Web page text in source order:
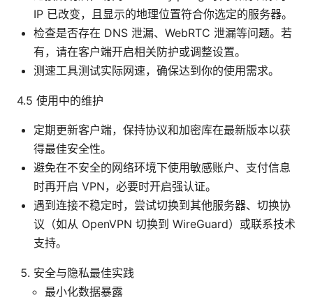
IP 已改变，且显示的地理位置符合你选定的服务器。
检查是否存在 DNS 泄漏、WebRTC 泄漏等问题。若
有，请在客户端开启相关防护或调整设置。
测速工具测试实际网速，确保达到你的使用需求。
4.5 使用中的维护
定期更新客户端，保持协议和加密库在最新版本以获
得最佳安全性。
避免在不安全的网络环境下使用敏感账户、支付信息
时再开启 VPN，必要时开启强认证。
遇到连接不稳定时，尝试切换到其他服务器、切换协
议（如从 OpenVPN 切换到 WireGuard）或联系技术
支持。
安全与隐私最佳实践
最小化数据暴露